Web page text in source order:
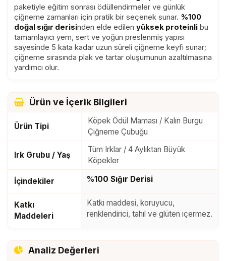
paketiyle eğitim sonrası ödüllendirmeler ve günlük
çiğneme zamanları için pratik bir seçenek sunar. %100
doğal sığır derisinden elde edilen yüksek proteinli bu
tamamlayıcı yem, sert ve yoğun preslenmiş yapısı
sayesinde 5 kata kadar uzun süreli çiğneme keyfi sunar;
çiğneme sırasında plak ve tartar oluşumunun azaltılmasına
yardımcı olur.
Ürün ve İçerik Bilgileri
Ürün Tipi
Köpek Ödül Maması / Kalın Burgu
Çiğneme Çubuğu
Irk Grubu / Yaş
Tüm Irklar / 4 Aylıktan Büyük
Köpekler
İçindekiler %100 Sığır Derisi
Katkı
Maddeleri
Katkı maddesi, koruyucu,
renklendirici, tahıl ve glüten içermez.
Analiz Değerleri